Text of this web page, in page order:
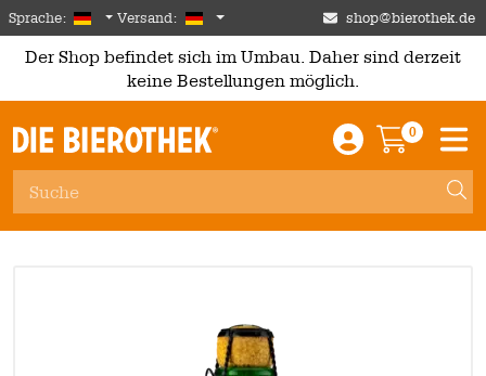
Skip to main content
Sprache: German
Versand: Deutschland shop@bierothek.de
Der Shop befindet sich im Umbau. Daher sind derzeit
keine Bestellungen möglich.
Einloggen /
0